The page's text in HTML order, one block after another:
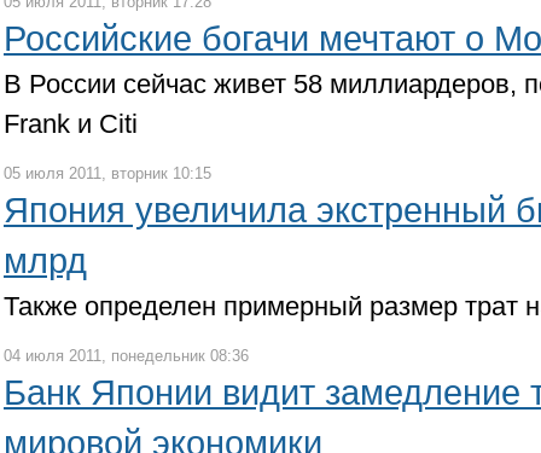
Российские богачи мечтают о
В России сейчас живет 58 миллиардеров,
Frank и Citi
05 июля 2011, вторник 10:15
Япония увеличила экстренный
млрд
Также определен примерный размер трат
04 июля 2011, понедельник 08:36
Банк Японии видит замедление
мировой экономики